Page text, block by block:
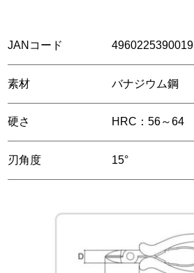
JANコード 4960225390019
素材 バナジウム鋼
硬さ HRC：56～64
刃角度 15°